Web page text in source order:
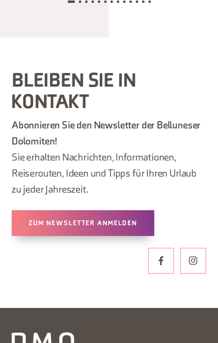
BLEIBEN SIE IN
KONTAKT
Abonnieren Sie den Newsletter der Belluneser
Dolomiten!
Sie erhalten Nachrichten, Informationen,
Reiserouten, Ideen und Tipps für Ihren Urlaub
zu jeder Jahreszeit.
ZUM NEWSLETTER ANMELDEN